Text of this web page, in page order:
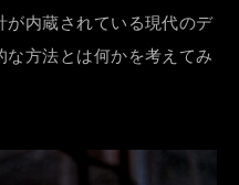
が内蔵されている現代のデ
な方法とは何かを考えてみ